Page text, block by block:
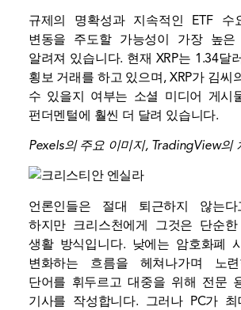
규제의 명확성과 지속적인 ETF 수
변동을 주도할 가능성이 가장 높은
알려져 있습니다. 현재 XRP는 1.34달
횡보 거래를 하고 있으며, XRP가 김씨
수 있을지 여부는 소셜 미디어 게시
펀더멘털에 훨씬 더 달려 있습니다.
Pexels의 주요 이미지, TradingView의
언론인들은 절대 퇴근하지 않는다
하지만 크리스천에게 그것은 단순
생활 방식입니다. 낮에는 암호화폐
변화하는 흐름을 헤쳐나가며 노
단어를 휘두르고 대중을 위해 전문
기사를 작성합니다. 그러나 PC가